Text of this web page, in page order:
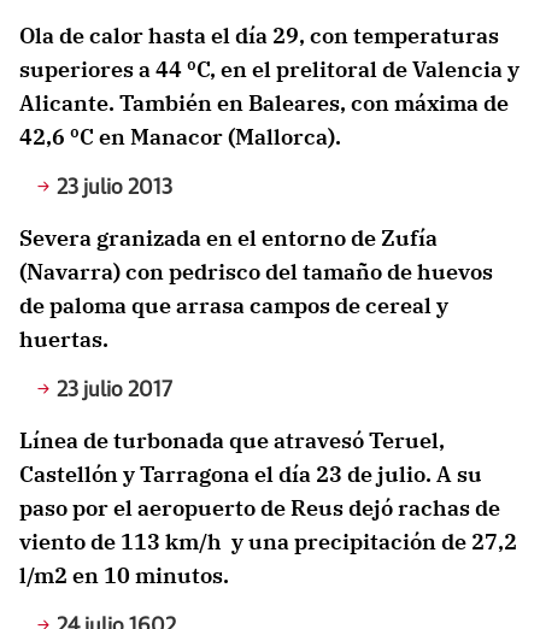
Ola de calor hasta el día 29, con temperaturas
superiores a 44 ºC, en el prelitoral de Valencia y
Alicante. También en Baleares, con máxima de
42,6 ºC en Manacor (Mallorca).
23 julio 2013
Severa granizada en el entorno de Zufía
(Navarra) con pedrisco del tamaño de huevos
de paloma que arrasa campos de cereal y
huertas.
23 julio 2017
Línea de turbonada que atravesó Teruel,
Castellón y Tarragona el día 23 de julio. A su
paso por el aeropuerto de Reus dejó rachas de
viento de 113 km/h y una precipitación de 27,2
l/m2 en 10 minutos.